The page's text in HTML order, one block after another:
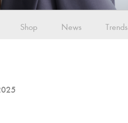
Shop News Trends